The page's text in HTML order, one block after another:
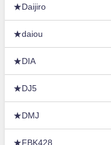
★Daijiro
★daiou
★DIA
★DJ5
★DMJ
★FBK428